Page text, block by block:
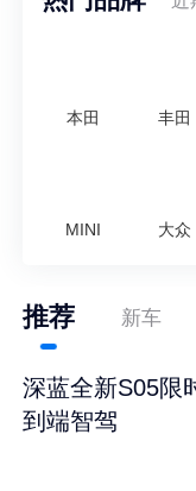
本田 丰田
MINI 大众
推荐 新车
深蓝全新S05限
到端智驾